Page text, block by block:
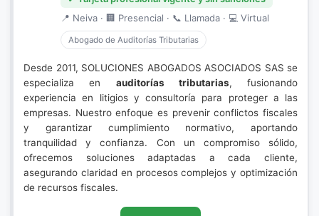
📍 Neiva · 🏢 Presencial · 📞 Llamada · 💻 Virtual
Abogado de Auditorías Tributarias
Desde 2011, SOLUCIONES ABOGADOS ASOCIADOS SAS se
especializa en auditorías tributarias, fusionando
experiencia en litigios y consultoría para proteger a las
empresas. Nuestro enfoque es prevenir conflictos fiscales
y garantizar cumplimiento normativo, aportando
tranquilidad y confianza. Con un compromiso sólido,
ofrecemos soluciones adaptadas a cada cliente,
asegurando claridad en procesos complejos y optimización
de recursos fiscales.